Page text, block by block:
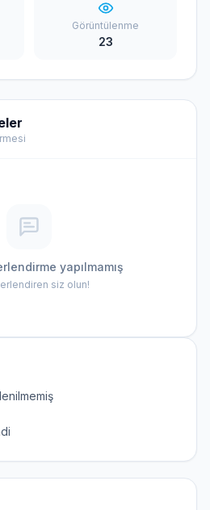
Görüntülenme
23
yapılmamış
siz olun!